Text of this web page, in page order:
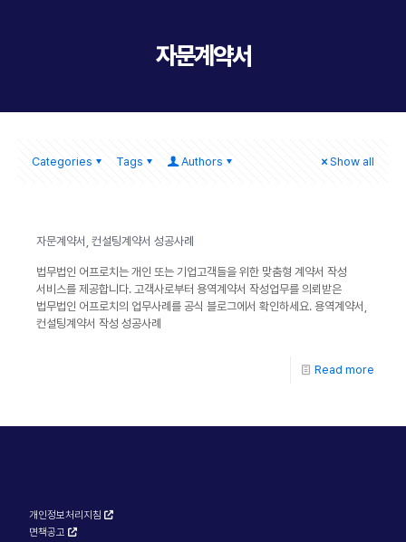
자문계약서
Categories Tags Authors Show all
자문계약서, 컨설팅계약서 성공사례
법무법인 어프로치는 개인 또는 기업고객들을 위한 맞춤형 계약서 작성
서비스를 제공합니다. 고객사로부터 용역계약서 작성업무를 의뢰받은
법무법인 어프로치의 업무사례를 공식 블로그에서 확인하세요. 용역계약서,
컨설팅계약서 작성 성공사례
Read more
개인정보처리지침
면책공고